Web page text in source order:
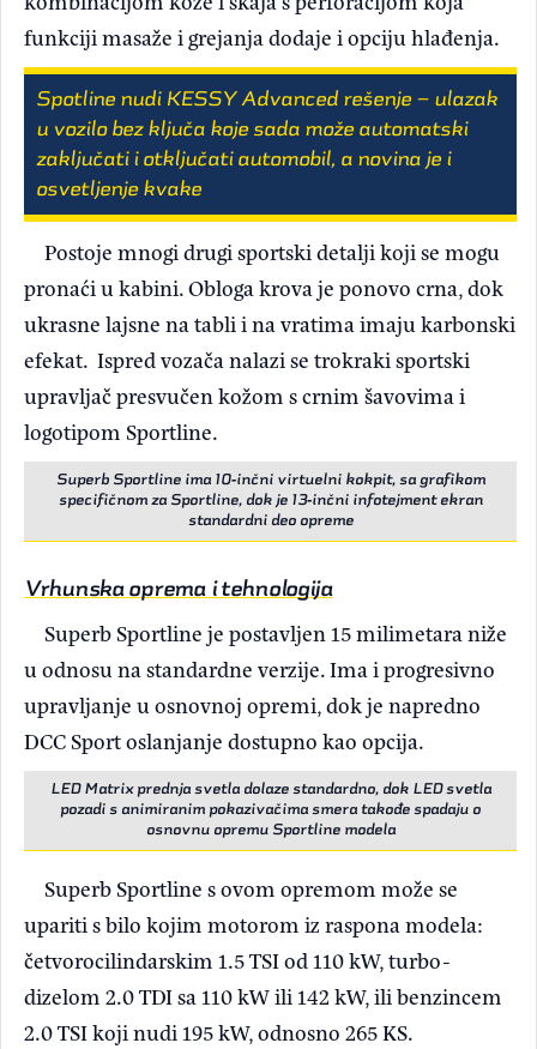
funkciji masaže i grejanja dodaje i opciju hlađenja.
Spotline nudi KESSY Advanced rešenje – ulazak
u vozilo bez ključa koje sada može automatski
zaključati i otključati automobil, a novina je i
osvetljenje kvake
Postoje mnogi drugi sportski detalji koji se mogu
pronaći u kabini. Obloga krova je ponovo crna, dok
ukrasne lajsne na tabli i na vratima imaju karbonski
efekat. Ispred vozača nalazi se trokraki sportski
upravljač presvučen kožom s crnim šavovima i
logotipom Sportline.
Superb Sportline ima 10‑inčni virtuelni kokpit, sa grafikom
specifičnom za Sportline, dok je 13‑inčni infotejment ekran
standardni deo opreme
Vrhunska oprema i tehnologija
Superb Sportline je postavljen 15 milimetara niže
u odnosu na standardne verzije. Ima i progresivno
upravljanje u osnovnoj opremi, dok je napredno
DCC Sport oslanjanje dostupno kao opcija.
LED Matrix prednja svetla dolaze standardno, dok LED svetla
pozadi s animiranim pokazivačima smera takođe spadaju o
osnovnu opremu Sportline modela
Superb Sportline s ovom opremom može se
upariti s bilo kojim motorom iz raspona modela:
četvorocilindarskim 1.5 TSI od 110 kW, turbo-
dizelom 2.0 TDI sa 110 kW ili 142 kW, ili benzincem
2.0 TSI koji nudi 195 kW, odnosno 265 KS.